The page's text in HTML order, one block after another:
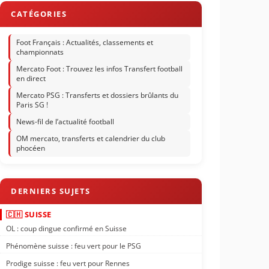
Foot Français : Actualités, classements et
championnats
Mercato Foot : Trouvez les infos Transfert football
en direct
Mercato PSG : Transferts et dossiers brûlants du
Paris SG !
News-fil de l’actualité football
OM mercato, transferts et calendrier du club
phocéen
🇨🇭 SUISSE
OL : coup dingue confirmé en Suisse
Phénomène suisse : feu vert pour le PSG
Prodige suisse : feu vert pour Rennes